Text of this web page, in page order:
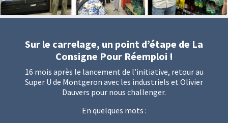
Sur le carrelage, un point d’étape de La
Consigne Pour Réemploi !
16 mois après le lancement de l’initiative, retour au
Super U de Montgeron avec les industriels et Olivier
Dauvers pour nous challenger.
En quelques mots :